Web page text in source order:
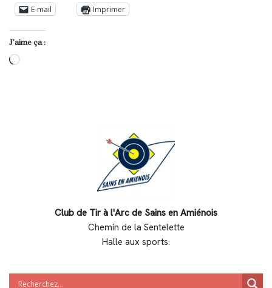
E-mail Imprimer
J’aime ça :
Club de Tir à l'Arc de Sains en Amiénois
Chemin de la Sentelette
Halle aux sports.